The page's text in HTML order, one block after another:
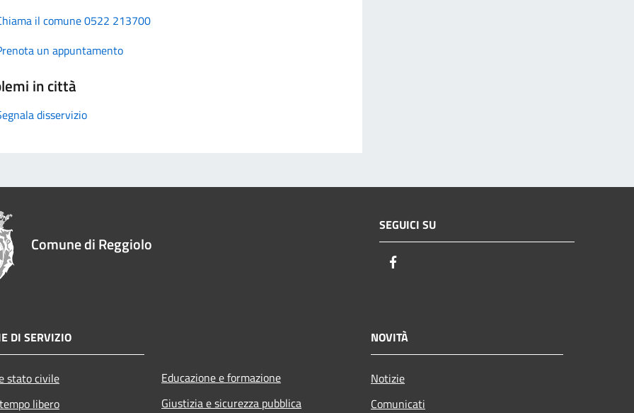
il comune 0522 213700
un appuntamento
in città
disservizio
Comune di Reggiolo
SEGUICI SU
DI SERVIZIO
stato civile
libero
Educazione e formazione
Giustizia e sicurezza pubblica
NOVITÀ
Notizie
Comunicati